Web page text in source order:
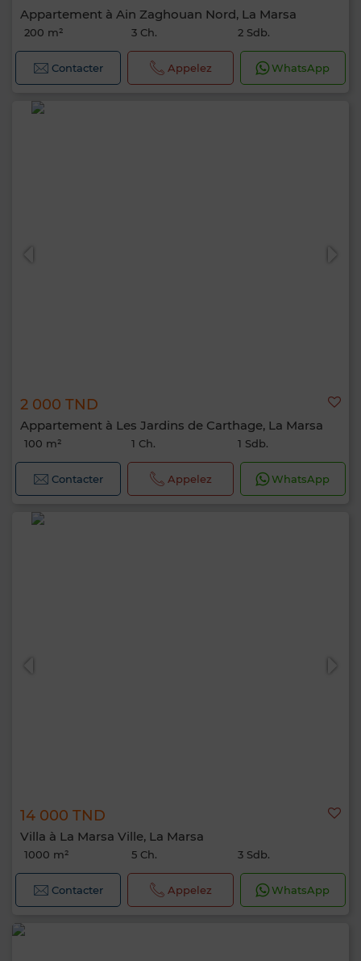
Appartement à Ain Zaghouan Nord, La Marsa
200 m² 3 Ch. 2 Sdb.
Contacter Appelez WhatsApp
2 000 TND
Appartement à Les Jardins de Carthage, La Marsa
100 m² 1 Ch. 1 Sdb.
Contacter Appelez WhatsApp
14 000 TND
Villa à La Marsa Ville, La Marsa
1000 m² 5 Ch. 3 Sdb.
Contacter Appelez WhatsApp